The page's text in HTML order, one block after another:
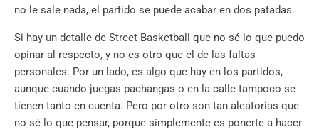
no le sale nada, el partido se puede acabar en dos patadas.
Si hay un detalle de Street Basketball que no sé lo que puedo
opinar al respecto, y no es otro que el de las faltas
personales. Por un lado, es algo que hay en los partidos,
aunque cuando juegas pachangas o en la calle tampoco se
tienen tanto en cuenta. Pero por otro son tan aleatorias que
no sé lo que pensar, porque simplemente es ponerte a hacer